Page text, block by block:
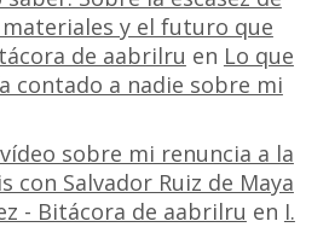
y el futuro que
de aabrilru en Lo que
contado a nadie sobre mi
sobre mi renuncia a la
con Salvador Ruiz de Maya
- Bitácora de aabrilru en I.